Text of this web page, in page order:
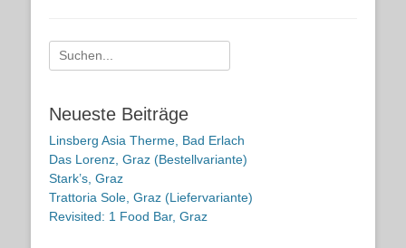
Suche
nach:
Neueste Beiträge
Linsberg Asia Therme, Bad Erlach
Das Lorenz, Graz (Bestellvariante)
Stark’s, Graz
Trattoria Sole, Graz (Liefervariante)
Revisited: 1 Food Bar, Graz